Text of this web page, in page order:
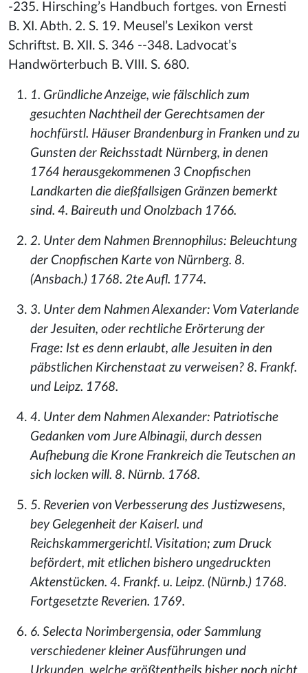
-235. Hirsching’s Handbuch fortges. von Ernesti
B. XI. Abth. 2. S. 19. Meusel’s Lexikon verst
Schriftst. B. XII. S. 346 --348. Ladvocat’s
Handwörterbuch B. VIII. S. 680.
1. Gründliche Anzeige, wie fälschlich zum
gesuchten Nachtheil der Gerechtsamen der
hochfürstl. Häuser Brandenburg in Franken und zu
Gunsten der Reichsstadt Nürnberg, in denen
1764 herausgekommenen 3 Cnopfischen
Landkarten die dießfallsigen Gränzen bemerkt
sind. 4. Baireuth und Onolzbach 1766.
2. Unter dem Nahmen Brennophilus: Beleuchtung
der Cnopfischen Karte von Nürnberg. 8.
(Ansbach.) 1768. 2te Aufl. 1774.
3. Unter dem Nahmen Alexander: Vom Vaterlande
der Jesuiten, oder rechtliche Erörterung der
Frage: Ist es denn erlaubt, alle Jesuiten in den
päbstlichen Kirchenstaat zu verweisen? 8. Frankf.
und Leipz. 1768.
4. Unter dem Nahmen Alexander: Patriotische
Gedanken vom Jure Albinagii, durch dessen
Aufhebung die Krone Frankreich die Teutschen an
sich locken will. 8. Nürnb. 1768.
5. Reverien von Verbesserung des Justizwesens,
bey Gelegenheit der Kaiserl. und
Reichskammergerichtl. Visitation; zum Druck
befördert, mit etlichen bishero ungedruckten
Aktenstücken. 4. Frankf. u. Leipz. (Nürnb.) 1768.
Fortgesetzte Reverien. 1769.
6. Selecta Norimbergensia, oder Sammlung
verschiedener kleiner Ausführungen und